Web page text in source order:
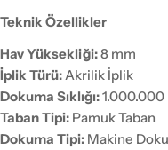
Teknik Özellikler
Hav Yüksekliği:8 mm
İplik Türü:Akrilik İplik
Dokuma Sıklığı:
Taban Tipi: Pamuk Taban
Dokuma Tipi: Makine